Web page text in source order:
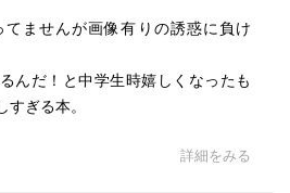
ませんが画像有りの誘惑に負け
んだ！と中学生時嬉しくなったも
ぎる本。
詳細をみる